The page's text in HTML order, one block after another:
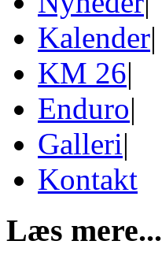
Kalender|
KM 26|
Enduro|
Galleri|
Kontakt
Læs mere...